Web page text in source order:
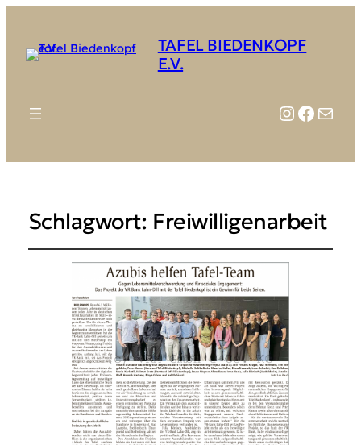
TAFEL BIEDENKOPF
E.V.
E-Mail
Schlagwort: Freiwilligenarbeit